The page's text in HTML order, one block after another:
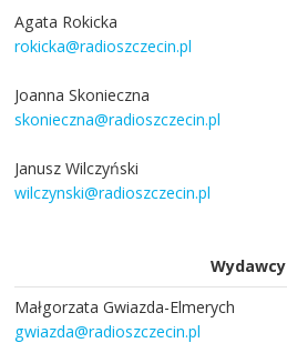
Agata Rokicka
rokicka@radioszczecin.pl
Joanna Skonieczna
skonieczna@radioszczecin.pl
Janusz Wilczyński
wilczynski@radioszczecin.pl
Wydawcy
Małgorzata Gwiazda-Elmerych
gwiazda@radioszczecin.pl